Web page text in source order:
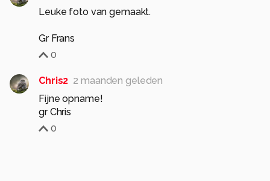
Leuke foto van gemaakt.
Gr Frans
0
Chris2 2 maanden geleden
Fijne opname!
gr Chris
0